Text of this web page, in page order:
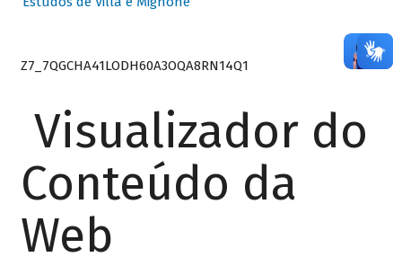
Z7_7QGCHA41LODH60A3OQA8RN14Q1
Visualizador do
Conteúdo da
Web